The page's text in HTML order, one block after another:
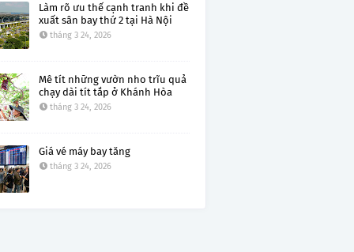
Làm rõ ưu thế cạnh tranh khi đề
xuất sân bay thứ 2 tại Hà Nội
tháng 3 24, 2026
Mê tít những vườn nho trĩu quả
chạy dài tít tắp ở Khánh Hòa
tháng 3 24, 2026
Giá vé máy bay tăng
tháng 3 24, 2026